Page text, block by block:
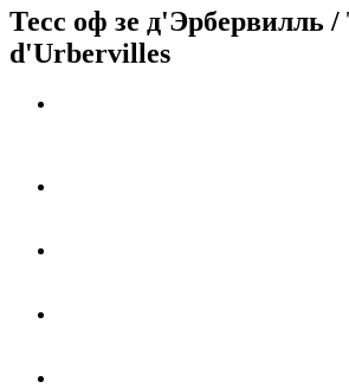
Тесс оф зе д'Эрбервилль /
d'Urbervilles